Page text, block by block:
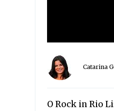
Catarina
O Rock in Rio